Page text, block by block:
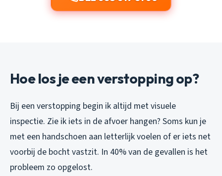
Hoe los je een verstopping op?
Bij een verstopping begin ik altijd met visuele
inspectie. Zie ik iets in de afvoer hangen? Soms kun je
met een handschoen aan letterlijk voelen of er iets net
voorbij de bocht vastzit. In 40% van de gevallen is het
probleem zo opgelost.